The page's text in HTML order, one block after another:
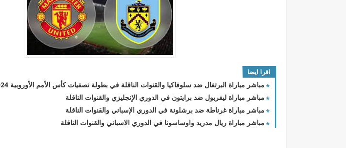
اقرا ايضا
مباشر مباراة البرتغال ضد سلوفاكيا والقنوات الناقلة في بطولة تصفيات كأس الأمم الأوروبية 2024
مباشر مباراة ليفربول ضد برايتون في الدوري الإنجليزي والقنوات الناقلة
مباشر مباراة غرناطة ضد برشلونة في الدوري الإسباني والقنوات الناقلة
مباشر مباراة ريال مدريد واوساسونا في الدوري الاسباني والقنوات الناقلة